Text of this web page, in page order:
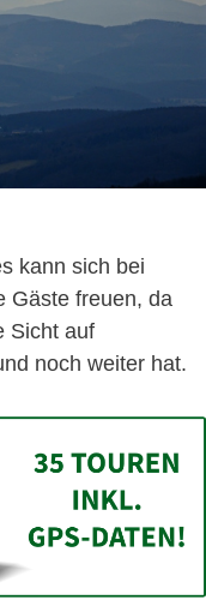
kann sich bei
Gäste freuen, da
Sicht auf
noch weiter hat.